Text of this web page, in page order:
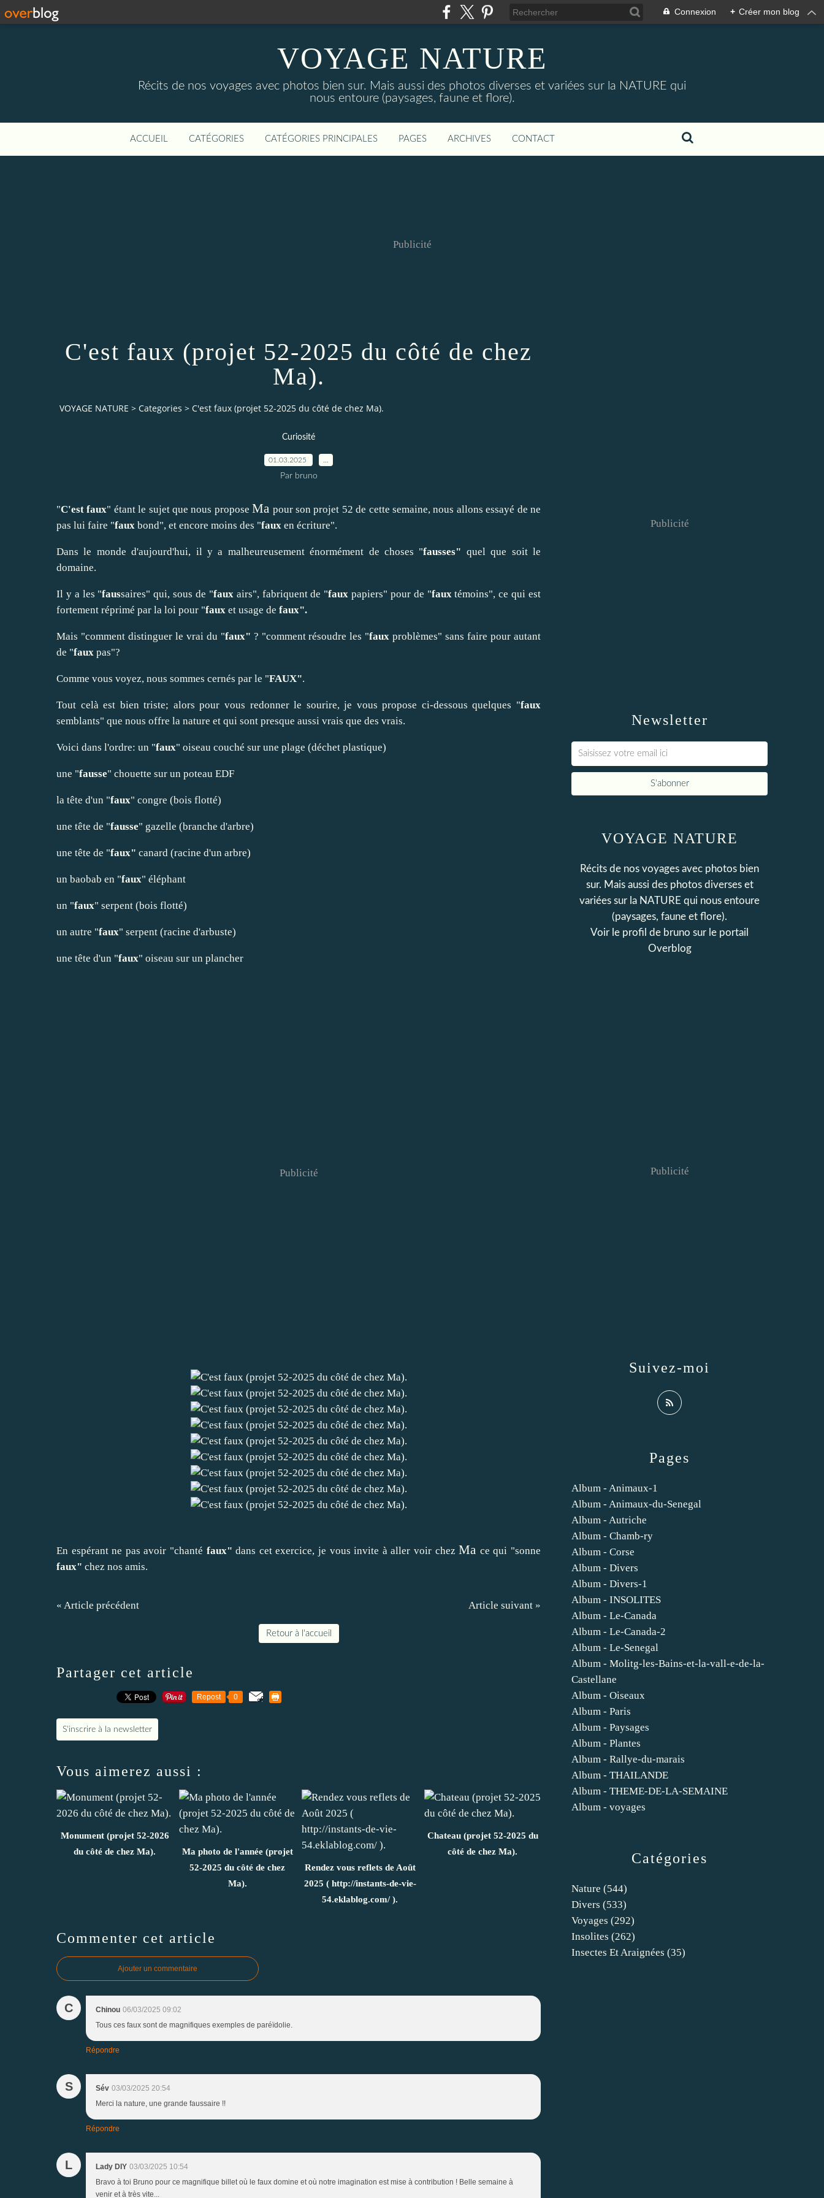
Connexion + Créer mon blog
VOYAGE NATURE
Récits de nos voyages avec photos bien sur. Mais aussi des photos diverses et variées sur la NATURE qui
nous entoure (paysages, faune et flore).
ACCUEIL CATÉGORIES CATÉGORIES PRINCIPALES PAGES ARCHIVES CONTACT
Publicité
C'est faux (projet 52-2025 du côté de chez
Ma).
VOYAGE NATURE > Categories > C'est faux (projet 52-2025 du côté de chez Ma).
Curiosité
01.03.2025
Par bruno
"C'est faux" étant le sujet que nous propose Ma pour son projet 52 de cette semaine, nous allons essayé de ne
pas lui faire "faux bond", et encore moins des "faux en écriture".
Dans le monde d'aujourd'hui, il y a malheureusement énormément de choses "fausses" quel que soit le
domaine.
Il y a les "faussaires" qui, sous de "faux airs", fabriquent de "faux papiers" pour de "faux témoins", ce qui est
fortement réprimé par la loi pour "faux et usage de faux".
Mais "comment distinguer le vrai du "faux" ? "comment résoudre les "faux problèmes" sans faire pour autant
de "faux pas"?
Comme vous voyez, nous sommes cernés par le "FAUX".
Tout celà est bien triste; alors pour vous redonner le sourire, je vous propose ci-dessous quelques "faux
semblants" que nous offre la nature et qui sont presque aussi vrais que des vrais.
Voici dans l'ordre: un "faux" oiseau couché sur une plage (déchet plastique)
une "fausse" chouette sur un poteau EDF
la tête d'un "faux" congre (bois flotté)
une tête de "fausse" gazelle (branche d'arbre)
une tête de "faux" canard (racine d'un arbre)
un baobab en "faux" éléphant
un "faux" serpent (bois flotté)
un autre "faux" serpent (racine d'arbuste)
une tête d'un "faux" oiseau sur un plancher
Publicité
En espérant ne pas avoir "chanté faux" dans cet exercice, je vous invite à aller voir chez Ma ce qui "sonne
faux" chez nos amis.
« Article précédent Article suivant »
Retour à l'accueil
Partager cet article
Repost 0
S'inscrire à la newsletter
Vous aimerez aussi :
Monument (projet 52-2026
du côté de chez Ma).
Ma photo de l'année (projet
52-2025 du côté de chez
Ma).
Rendez vous reflets de Août
2025 ( http://instants-de-vie-
54.eklablog.com/ ).
Chateau (projet 52-2025 du
côté de chez Ma).
Commenter cet article
Ajouter un commentaire
C Chinou 06/03/2025 09:02
Tous ces faux sont de magnifiques exemples de paréïdolie.
Répondre
S Sév 03/03/2025 20:54
Merci la nature, une grande faussaire !!
Répondre
L Lady DIY 03/03/2025 10:54
Bravo à toi Bruno pour ce magnifique billet où le faux domine et où notre imagination est mise à contribution ! Belle semaine à
venir et à très vite...
Newsletter
Publicité
Catégories
Nature (544)
Divers (533)
Voyages (292)
Insolites (262)
Insectes Et Araignées (35)
Pages
Album - Animaux-1
Album - Animaux-du-Senegal
Album - Autriche
Album - Chamb-ry
Album - Corse
Album - Divers
Album - Divers-1
Album - INSOLITES
Album - Le-Canada
Album - Le-Canada-2
Album - Le-Senegal
Album - Molitg-les-Bains-et-la-vall-e-de-la-
Castellane
Album - Oiseaux
Album - Paris
Album - Paysages
Album - Plantes
Album - Rallye-du-marais
Album - THAILANDE
Album - THEME-DE-LA-SEMAINE
Album - voyages
VOYAGE NATURE
Récits de nos voyages avec photos bien
sur. Mais aussi des photos diverses et
variées sur la NATURE qui nous entoure
(paysages, faune et flore).
Voir le profil de bruno sur le portail
Overblog
Suivez-moi
Publicité